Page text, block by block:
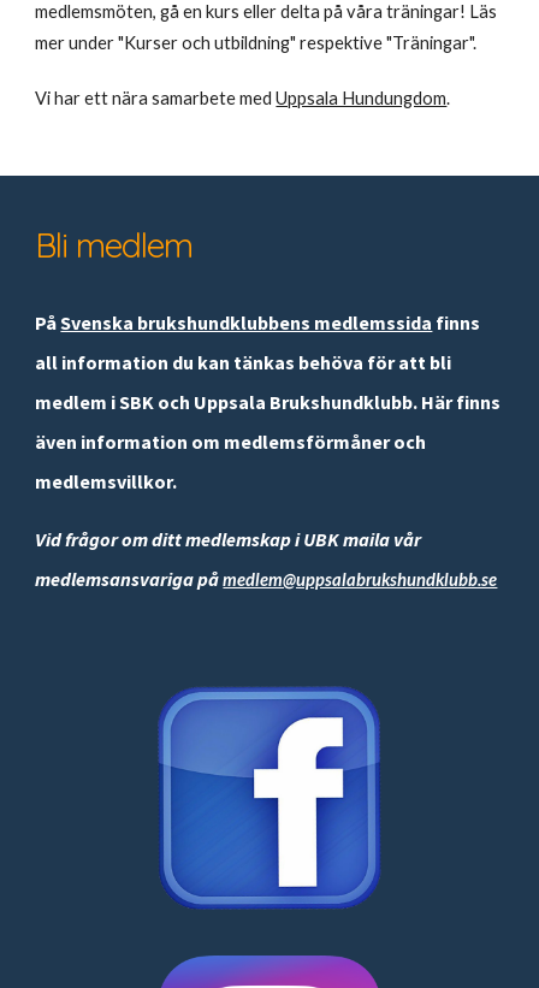
medlemsmöten, gå en kurs eller delta på våra träningar! Läs
mer under "Kurser och utbildning" respektive "Träningar".
Vi har ett nära samarbete medUppsala Hundungdom.
Bli medlem
PåSvenska brukshundklubbens medlemssida finns
all information du kan tänkas behöva för att bli
medlem i SBK och Uppsala Brukshundklubb. Här finns
även information om medlemsförmåner och
medlemsvillkor.
Vid frågor om ditt medlemskap i UBK maila vår
medlemsansvariga påmedlem@uppsalabrukshundklubb.se